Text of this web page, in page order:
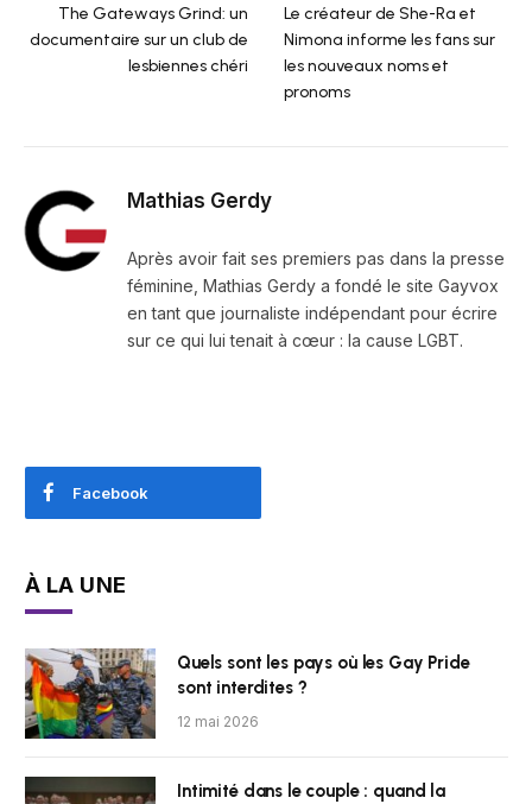
The Gateways Grind: un
documentaire sur un club de
lesbiennes chéri
Le créateur de She-Ra et
Nimona informe les fans sur
les nouveaux noms et
pronoms
Mathias Gerdy
Après avoir fait ses premiers pas dans la presse
féminine, Mathias Gerdy a fondé le site Gayvox
en tant que journaliste indépendant pour écrire
sur ce qui lui tenait à cœur : la cause LGBT.
Facebook
À LA UNE
Quels sont les pays où les Gay Pride
sont interdites ?
12 mai 2026
Intimité dans le couple : quand la